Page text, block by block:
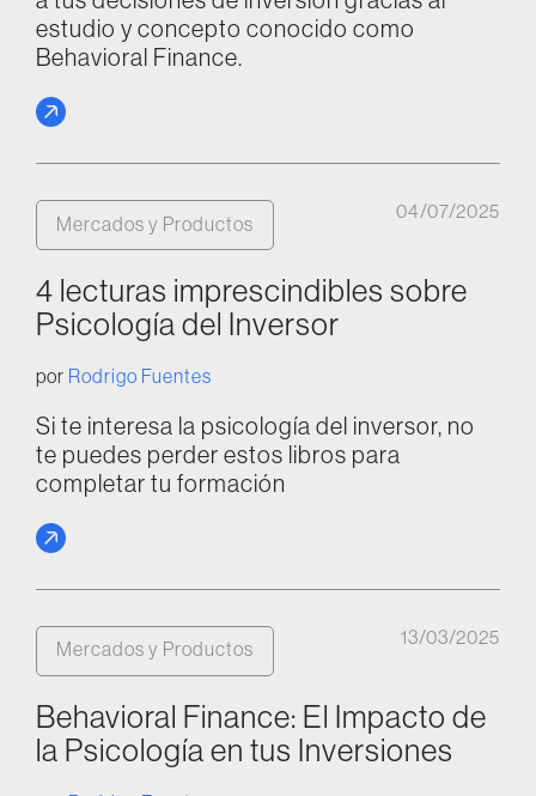
estudio y concepto conocido como
Behavioral Finance.
Mercados y Productos
04/07/2025
4 lecturas imprescindibles sobre
Psicología del Inversor
por Rodrigo Fuentes
Si te interesa la psicología del inversor, no
te puedes perder estos libros para
completar tu formación
Mercados y Productos
13/03/2025
Behavioral Finance: El Impacto de
la Psicología en tus Inversiones